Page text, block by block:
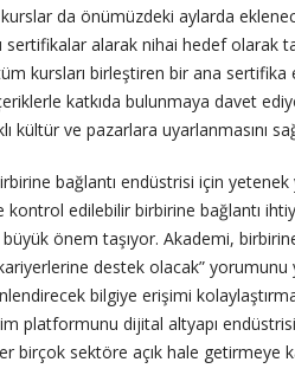
da önümüzdeki aylarda
sertifikalar alarak nihai hedef olarak
kursları birleştiren bir ana sertifika
katkıda bulunmaya davet
ve pazarlara uyarlanmasını
bağlantı endüstrisi için
kontrol edilebilir birbirine bağlantı
önem taşıyor. Akademi,
destek olacak” yorumunu
bilgiye erişimi
platformunu dijital altyapı
birçok sektöre açık hale getirmeye